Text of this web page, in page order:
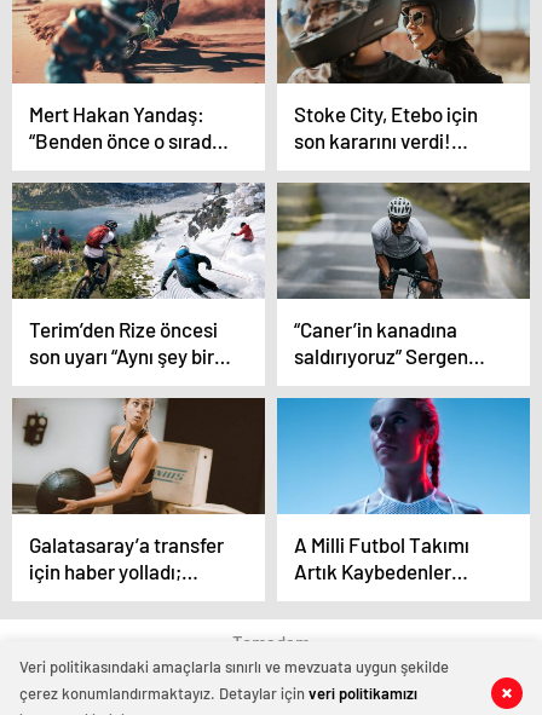
Mert Hakan Yandaş:
“Benden önce o sırada
secde yapmış”
Stoke City, Etebo için
son kararını verdi!…
Terim’den Rize öncesi
son uyarı “Aynı şey bir
daha asla olmasın”
“Caner’in kanadına
saldırıyoruz” Sergen
Yalçın’ın hücum
Galatasaray’a transfer
için haber yolladı;
“İsterseniz imza
atarım”
A Milli Futbol Takımı
Artık Kaybedenler
Ligine Düştü
Temadam
Veri politikasındaki amaçlarla sınırlı ve mevzuata uygun şekilde
çerez konumlandırmaktayız. Detaylar içinveri politikamızı